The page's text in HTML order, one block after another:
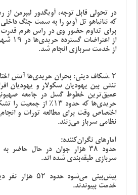
در تحولی قابل توجه، آویگدور لیبرمن از
که نتانیاهو تل آویو را به سمت جنگ
برای تداوم حضور وی در راس هرم
از
از خدمت سربازی انجام شد.
۲ .شکاف دینی: بحران حریدی‌ها آتش
تنش بین یهودیان سکولار و یهودیان
عمیق‌ترین خطوط گسل در جامعه
حریدی‌ها که حدود ۱۳٪ از
اختصاص وقت برای مطالعه تورات و
نظامی سرباز می‌زنند.
آمارهای نگران‌کننده:
حدود ۳۸ هزار جوان در حال
سربازی طبقه‌بندی شده اند.
پیش‌بینی می‌شود
خدمت بپیوندند.